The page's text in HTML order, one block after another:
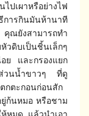
ปเผาหรือย่างไฟ
การกินมันห้านาที
คุณยังสามารถทำ
วดิบเป็นชิ้นเล็กๆ
ย และกรองแยก
วนน้ำขาวๆ ที่ดู
กตะกอนก่อนสัก
ก้นหมอ หรือชาม